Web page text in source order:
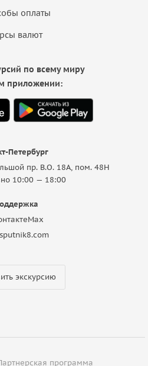
оплаты
валют
Петербург
пр. В.О. 18A, пом. 48Н
10:00 — 18:00
Max
экскурсию
по всему миру
приложении:
программа